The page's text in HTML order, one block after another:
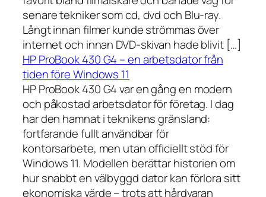
senare tekniker som cd, dvd och Blu-ray.
Långt innan filmer kunde strömmas över
internet och innan DVD-skivan hade blivit […]
HP ProBook 430 G4 – en arbetsdator från
tiden före Windows 11
HP ProBook 430 G4 var en gång en modern
och påkostad arbetsdator för företag. I dag
har den hamnat i teknikens gränsland:
fortfarande fullt användbar för
kontorsarbete, men utan officiellt stöd för
Windows 11. Modellen berättar historien om
hur snabbt en välbyggd dator kan förlora sitt
ekonomiska värde – trots att hårdvaran